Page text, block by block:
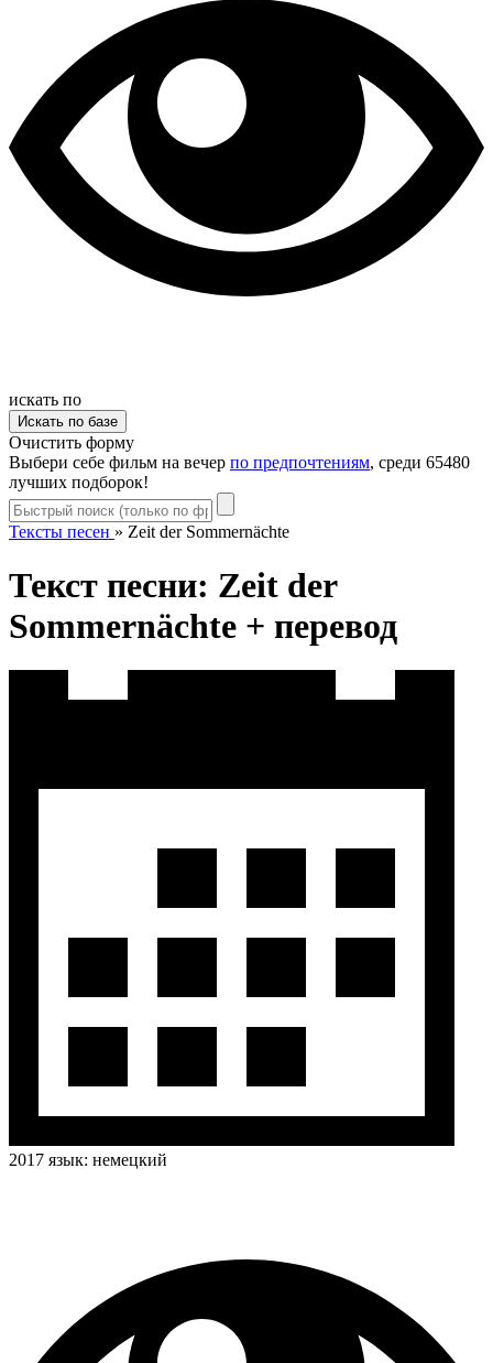
искать по
Очистить форму
Выбери себе фильм на вечер по предпочтениям, среди 65480
лучших подборок!
Тексты песен » Zeit der Sommernächte
Текст песни: Zeit der
Sommernächte + перевод
2017 язык: немецкий